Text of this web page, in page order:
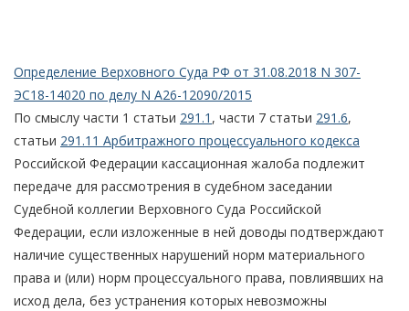
Определение Верховного Суда РФ от 31.08.2018 N 307-
ЭС18-14020 по делу N А26-12090/2015
По смыслу части 1 статьи 291.1 , части 7 статьи 291.6,
статьи 291.11 Арбитражного процессуального кодекса
Российской Федерации кассационная жалоба подлежит
передаче для рассмотрения в судебном заседании
Судебной коллегии Верховного Суда Российской
Федерации, если изложенные в ней доводы подтверждают
наличие существенных нарушений норм материального
права и (или) норм процессуального права, повлиявших на
исход дела, без устранения которых невозможны